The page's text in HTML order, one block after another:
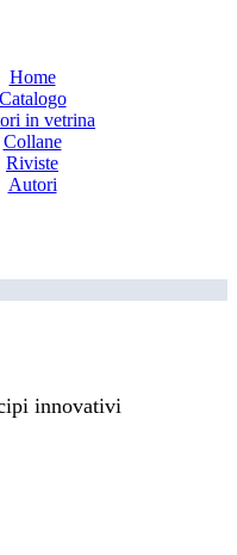
Home
Catalogo
in vetrina
Collane
Riviste
Autori
innovativi